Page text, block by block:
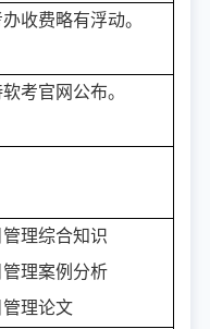
收费略有浮动。
考官网公布。
理综合知识
理案例分析
理论文